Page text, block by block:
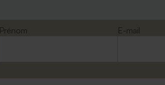
Prénom
E-mail